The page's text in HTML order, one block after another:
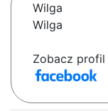
Wilga
Wilga
Zobacz profil